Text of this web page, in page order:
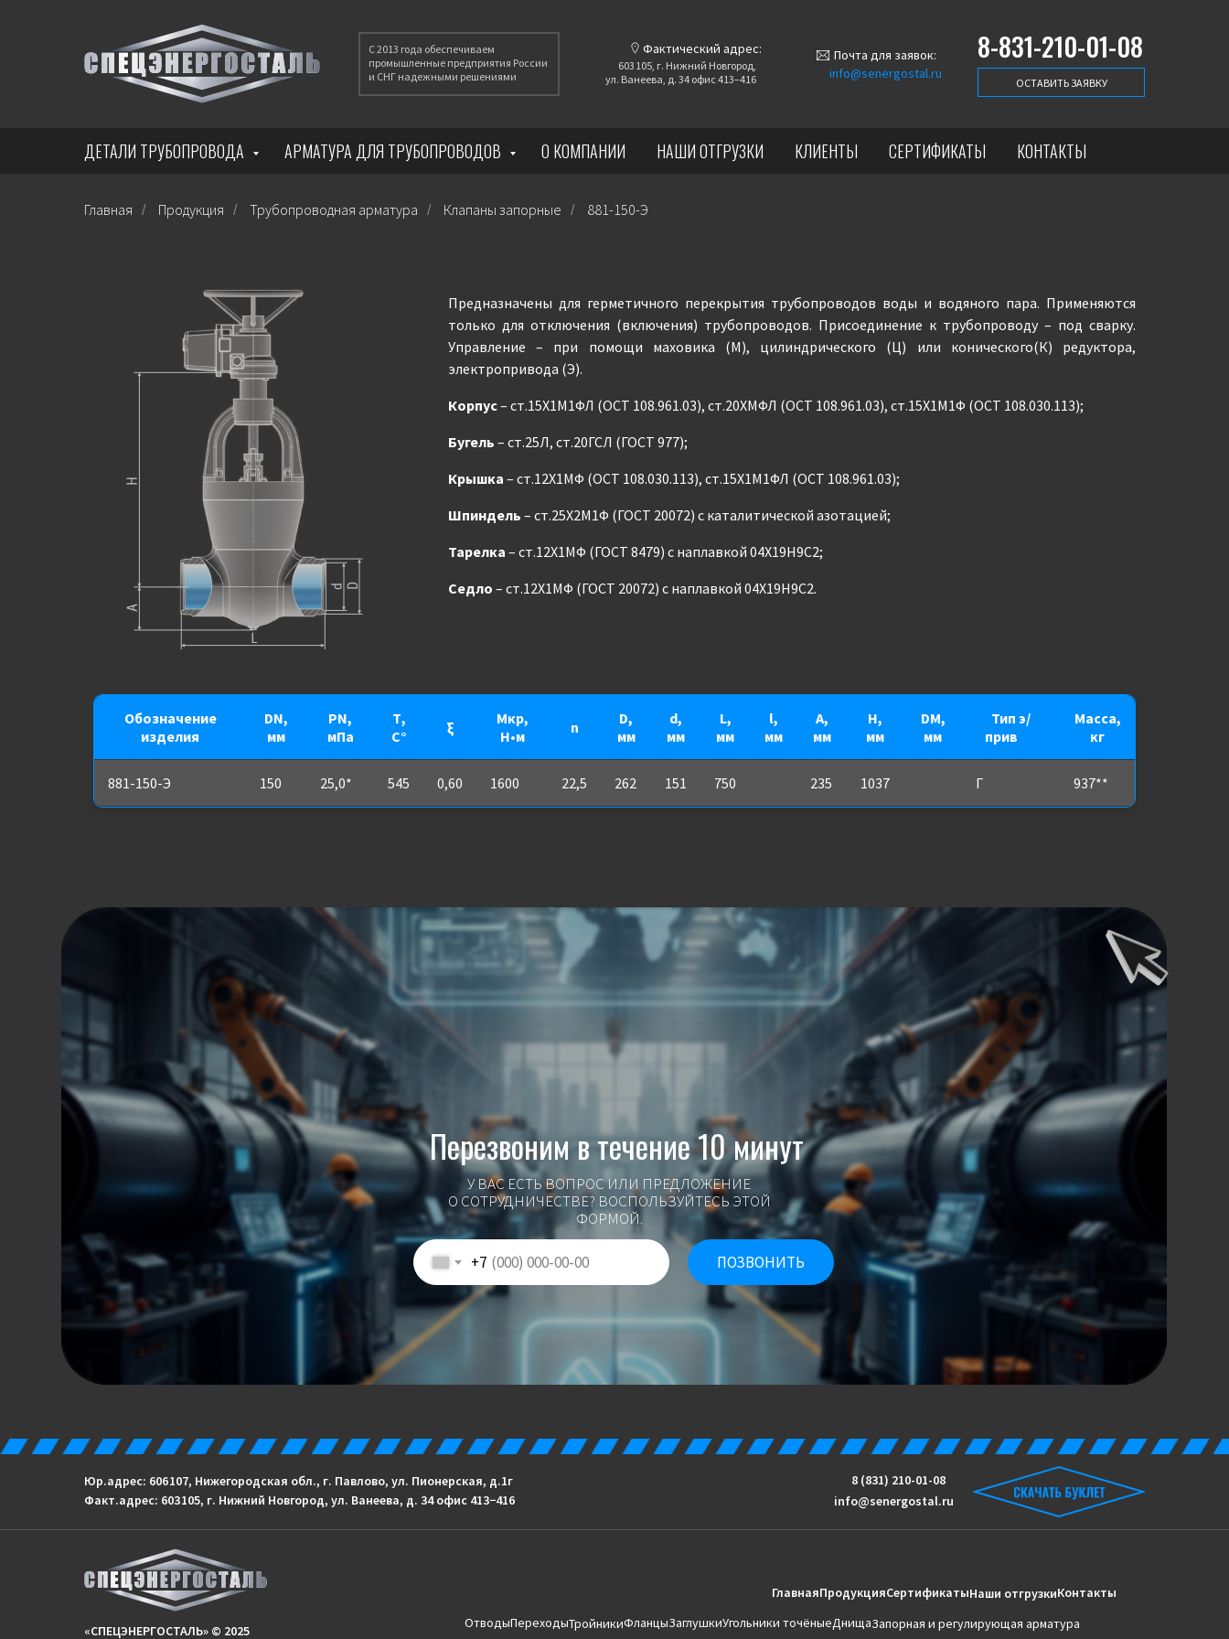
8-831-210-01-08
ОСТАВИТЬ ЗАЯВКУ
С 2013 года обеспечиваем
промышленные предприятия России
и СНГ надежными решениями
603 105, г. Нижний Новгород,
ул. Ванеева, д. 34 офис 413−416
Фактический адрес:
info@senergostal.ru
Почта для заявок:
ДЕТАЛИ ТРУБОПРОВОДА АРМАТУРА ДЛЯ ТРУБОПРОВОДОВ О КОМПАНИИ НАШИ ОТГРУЗКИ КЛИЕНТЫ СЕРТИФИКАТЫ КОНТАКТЫ
Главная / Продукция / Трубопроводная арматура / Клапаны запорные / 881-150-Э
Предназначены для герметичного перекрытия трубопроводов воды и водяного пара. Применяются
только для отключения (включения) трубопроводов. Присоединение к трубопроводу – под сварку.
Управление – при помощи маховика (М), цилиндрического (Ц) или конического(К) редуктора,
электропривода (Э).
Корпус– ст.15Х1М1ФЛ (ОСТ 108.961.03), ст.20ХМФЛ (ОСТ 108.961.03), ст.15Х1М1Ф (ОСТ 108.030.113);
Бугель – ст.25Л, ст.20ГСЛ (ГОСТ 977);
Крышка – ст.12Х1МФ (ОСТ 108.030.113), ст.15Х1М1ФЛ (ОСТ 108.961.03);
Шпиндель – ст.25Х2М1Ф (ГОСТ 20072) с каталитической азотацией;
Тарелка – ст.12Х1МФ (ГОСТ 8479) с наплавкой 04Х19Н9С2;
Седло – ст.12Х1МФ (ГОСТ 20072) с наплавкой 04Х19Н9С2.
Обозначение
изделия
DN,
мм
PN,
мПа
Т,
С°
ξ
Мкр,
Н•м
n
D,
мм
d,
мм
L,
мм
l,
мм
A,
мм
H,
мм
DM,
мм
Тип э/
прив
Масса,
кг
881-150-Э 150 25,0* 545 0,60 1600 22,5 262 151 750 235 1037 Г 937**
У ВАС ЕСТЬ ВОПРОС ИЛИ ПРЕДЛОЖЕНИЕ
О СОТРУДНИЧЕСТВЕ? ВОСПОЛЬЗУЙТЕСЬ ЭТОЙ
ФОРМОЙ.
Перезвоним в течение 10 минут
+7 ПОЗВОНИТЬ
ОтводыПереходыТройникиФланцыЗаглушкиУгольники точёныеДнищаЗапорная и регулирующая арматура
ГлавнаяПродукцияСертификатыНаши отгрузкиКонтакты
«СПЕЦЭНЕРГОСТАЛЬ» © 2025
info@senergostal.ru
8 (831) 210-01-08
Юр.адрес: 606 107, Нижегородская обл., г. Павлово, ул. Пионерская, д.1г
Факт.адрес: 603 105, г. Нижний Новгород, ул. Ванеева, д. 34 офис 413−416